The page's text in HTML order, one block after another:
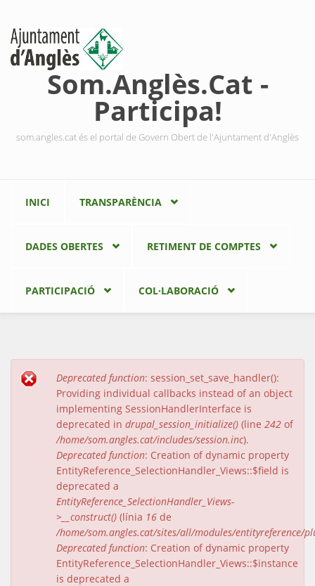
Som.Anglès.Cat -
Participa!
som.angles.cat és el portal de Govern Obert de l'Ajuntament d'Anglès
INICI TRANSPARÈNCIA
DADES OBERTES RETIMENT DE COMPTES
PARTICIPACIÓ COL·LABORACIÓ
Missatge d'error
Deprecated function: session_set_save_handler():
Providing individual callbacks instead of an object
implementing SessionHandlerInterface is
deprecated in drupal_session_initialize() (line 242 of
/home/som.angles.cat/includes/session.inc).
Deprecated function: Creation of dynamic property
EntityReference_SelectionHandler_Views::$field is
deprecated a
EntityReference_SelectionHandler_Views-
>__construct() (línia 16 de
/home/som.angles.cat/sites/all/modules/entityreference/
Deprecated function: Creation of dynamic property
EntityReference_SelectionHandler_Views::$instance
is deprecated a